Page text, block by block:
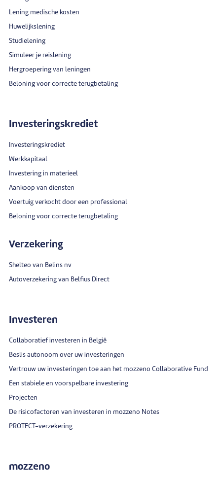
Lening medische kosten
Huwelijkslening
Studielening
Simuleer je reislening
Hergroepering van leningen
Beloning voor correcte terugbetaling
Investeringskrediet
Investeringskrediet
Werkkapitaal
Investering in materieel
Aankoop van diensten
Voertuig verkocht door een professional
Beloning voor correcte terugbetaling
Verzekering
Shelteo van Belins nv
Autoverzekering van Belfius Direct
Investeren
Collaboratief investeren in België
Beslis autonoom over uw investeringen
Vertrouw uw investeringen toe aan het mozzeno Collaborative Fund
Een stabiele en voorspelbare investering
Projecten
De risicofactoren van investeren in mozzeno Notes
PROTECT-verzekering
mozzeno